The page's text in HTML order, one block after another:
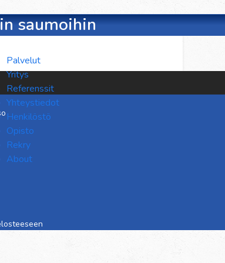
saumoihin
Palvelut
Yritys
Referenssit
Yhteystiedot
Henkilöstö
Opisto
Rekry
About